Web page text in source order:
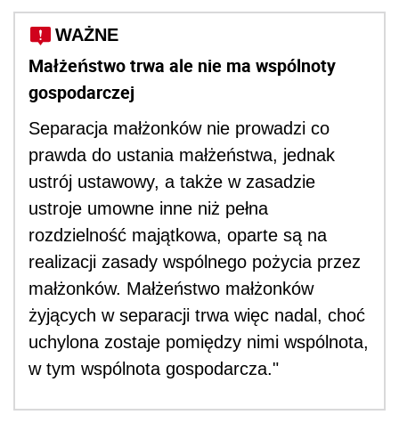
WAŻNE
Małżeństwo trwa ale nie ma wspólnoty
gospodarczej
Separacja małżonków nie prowadzi co
prawda do ustania małżeństwa, jednak
ustrój ustawowy, a także w zasadzie
ustroje umowne inne niż pełna
rozdzielność majątkowa, oparte są na
realizacji zasady wspólnego pożycia przez
małżonków. Małżeństwo małżonków
żyjących w separacji trwa więc nadal, choć
uchylona zostaje pomiędzy nimi wspólnota,
w tym wspólnota gospodarcza."